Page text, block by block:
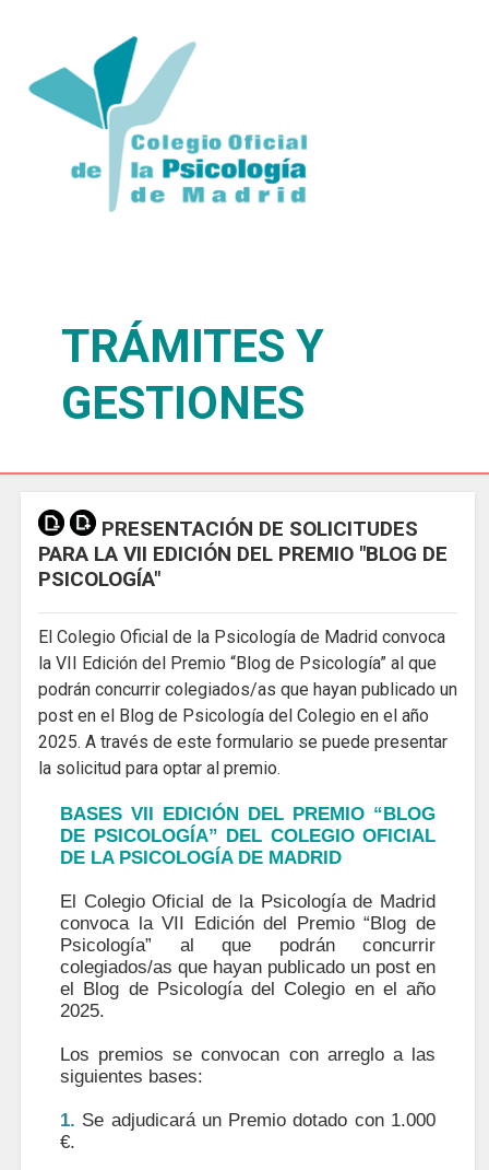
TRÁMITES Y
GESTIONES
PRESENTACIÓN DE SOLICITUDES
PARA LA VII EDICIÓN DEL PREMIO "BLOG DE
PSICOLOGÍA"
El Colegio Oficial de la Psicología de Madrid convoca
la VII Edición del Premio “Blog de Psicología” al que
podrán concurrir colegiados/as que hayan publicado un
post en el Blog de Psicología del Colegio en el año
2025. A través de este formulario se puede presentar
la solicitud para optar al premio.
BASES VII EDICIÓN DEL PREMIO “BLOG
DE PSICOLOGÍA” DEL COLEGIO OFICIAL
DE LA PSICOLOGÍA DE MADRID
El Colegio Oficial de la Psicología de Madrid
convoca la VII Edición del Premio “Blog de
Psicología” al que podrán concurrir
colegiados/as que hayan publicado un post en
el Blog de Psicología del Colegio en el año
2025.
Los premios se convocan con arreglo a las
siguientes bases:
1. Se adjudicará un Premio dotado con 1.000
€.